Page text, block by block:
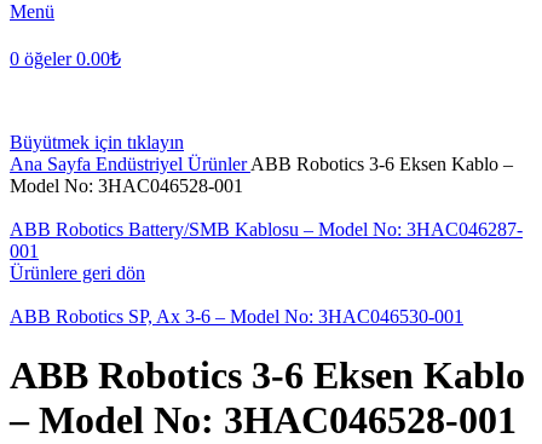
Menü
0 öğeler 0.00₺
Büyütmek için tıklayın
Ana Sayfa Endüstriyel ÜrünlerABB Robotics 3-6 Eksen Kablo –
Model No: 3HAC046528-001
ABB Robotics Battery/SMB Kablosu – Model No: 3HAC046287-
001
Ürünlere geri dön
ABB Robotics SP, Ax 3-6 – Model No: 3HAC046530-001
ABB Robotics 3-6 Eksen Kablo
– Model No: 3HAC046528-001